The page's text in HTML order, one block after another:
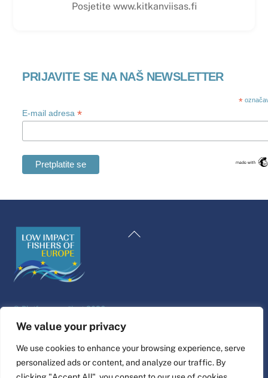
We value your privacy
We use cookies to enhance your browsing experience, serve
personalized ads or content, and analyze our traffic. By
Posjetite www.kitkanviisas.fi
PRIJAVITE SE NA NAŠ NEWSLETTER
*
E-mail adresa*
Natrag
©Platforma za život2026
Dizajn i izrada web stranice od strane
Poveži se
French
Swedish